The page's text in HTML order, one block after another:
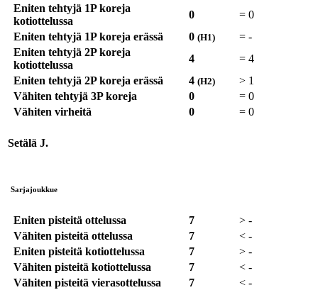
Eniten tehtyjä 1P koreja
kotiottelussa
0 = 0
Eniten tehtyjä 1P koreja erässä
0 (H1) = -
Eniten tehtyjä 2P koreja
kotiottelussa
4 = 4
Eniten tehtyjä 2P koreja erässä
4 (H2) > 1
Vähiten tehtyjä 3P koreja
0 = 0
Vähiten virheitä
0 = 0
Setälä J.
Sarjajoukkue
Eniten pisteitä ottelussa 7 > -
Vähiten pisteitä ottelussa
7 < -
Eniten pisteitä kotiottelussa
7 > -
Vähiten pisteitä kotiottelussa
7 < -
Vähiten pisteitä vierasottelussa
7 < -